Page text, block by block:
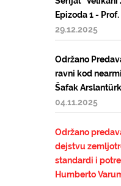
Epizoda 1 -
29.12.2025
Održano
ravni kod
Šafak
04.11.2025
Održano
dejstvu
standardi i
Humberto